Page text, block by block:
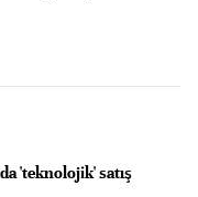
'teknolojik' satış